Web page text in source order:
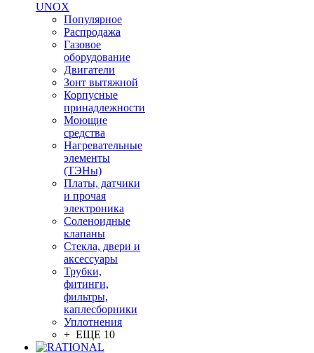
UNOX
Популярное
Распродажа
Газовое
оборудование
Двигатели
Зонт вытяжной
Корпусные
принадлежности
Моющие
средства
Нагревательные
элементы
(ТЭНы)
Платы, датчики
и прочая
электроника
Соленоидные
клапаны
Стекла, двери и
аксессуары
Трубки,
фитинги,
фильтры,
каплесборники
Уплотнения
+ ЕЩЕ 10